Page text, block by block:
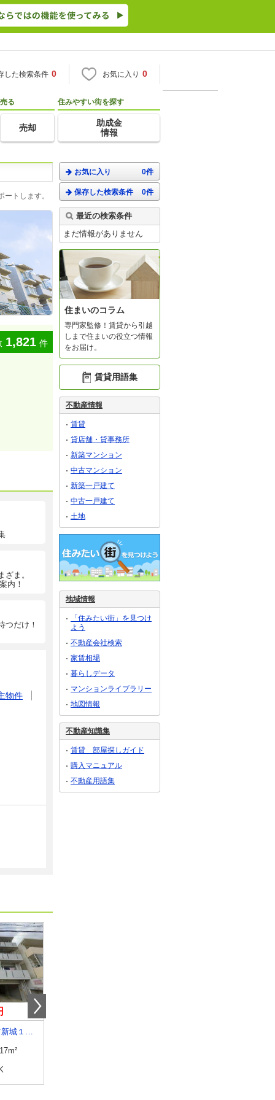
した検索条件 0 お気に入り 0
売る
売却
住みやすい街を探す
助成金
情報
トします。
1,821 件
ま。
内！
つだけ！
物件
沖縄県宜野湾市新城１丁目
お気に入り 0件
保存した検索条件 0件
最近の検索条件
まだ情報がありません
住まいのコラム
専門家監修！賃貸から引越
しまで住まいの役立つ情報
をお届け。
賃貸用語集
不動産情報
賃貸
貸店舗・貸事務所
新築マンション
中古マンション
新築一戸建て
中古一戸建て
土地
地域情報
「住みたい街」を見つけ
よう
不動産会社検索
家賃相場
暮らしデータ
マンションライブラリー
地図情報
不動産知識集
賃貸 部屋探しガイド
購入マニュアル
不動産用語集